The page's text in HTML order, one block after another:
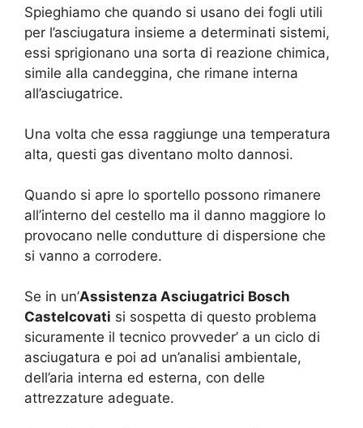
Spieghiamo che quando si usano dei fogli utili
per l’asciugatura insieme a determinati sistemi,
essi sprigionano una sorta di reazione chimica,
simile alla candeggina, che rimane interna
all’asciugatrice.
Una volta che essa raggiunge una temperatura
alta, questi gas diventano molto dannosi.
Quando si apre lo sportello possono rimanere
all’interno del cestello ma il danno maggiore lo
provocano nelle condutture di dispersione che
si vanno a corrodere.
Se in un’Assistenza Asciugatrici Bosch
Castelcovati si sospetta di questo problema
sicuramente il tecnico provveder’ a un ciclo di
asciugatura e poi ad un’analisi ambientale,
dell’aria interna ed esterna, con delle
attrezzature adeguate.